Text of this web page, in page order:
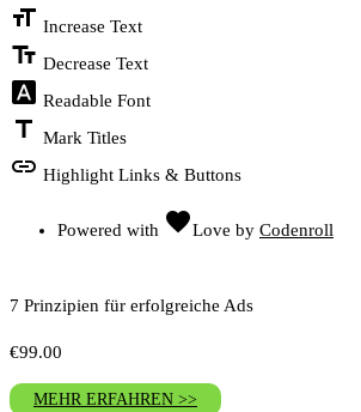
format_size Increase Text
text_fields Decrease Text
font_download Readable Font
title Mark Titles
link Highlight Links & Buttons
Powered with favoriteLove by Codenroll
7 Prinzipien für erfolgreiche Ads
€99.00
MEHR ERFAHREN >>